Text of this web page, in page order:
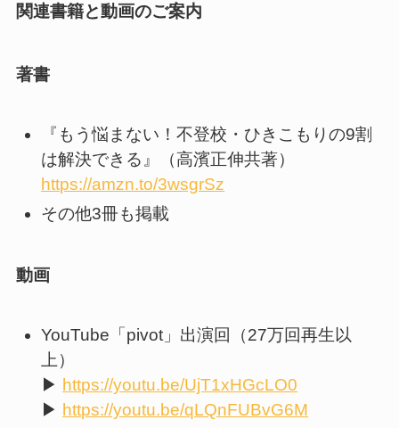
関連書籍と動画のご案内
著書
『もう悩まない！不登校・ひきこもりの9割
は解決できる』（高濱正伸共著）
https://amzn.to/3wsgrSz
その他3冊も掲載
動画
YouTube「pivot」出演回（27万回再生以
上）
▶ https://youtu.be/UjT1xHGcLO0
▶ https://youtu.be/qLQnFUBvG6M